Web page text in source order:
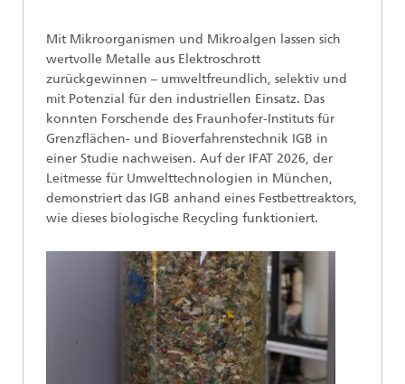
Mit Mikroorganismen und Mikroalgen lassen sich
wertvolle Metalle aus Elektroschrott
zurückgewinnen – umweltfreundlich, selektiv und
mit Potenzial für den industriellen Einsatz. Das
konnten Forschende des Fraunhofer-Instituts für
Grenzflächen- und Bioverfahrenstechnik IGB in
einer Studie nachweisen. Auf der IFAT 2026, der
Leitmesse für Umwelttechnologien in München,
demonstriert das IGB anhand eines Festbettreaktors,
wie dieses biologische Recycling funktioniert.